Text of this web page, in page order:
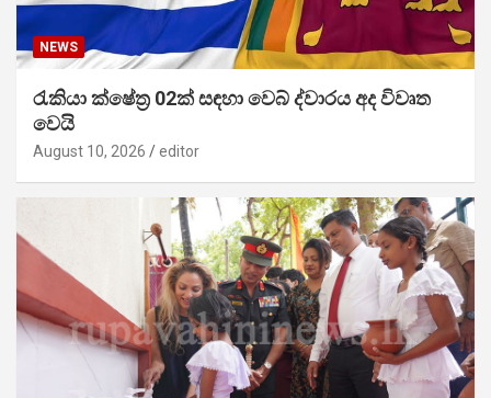
NEWS
රැකියා ක්ෂේත්‍ර 02ක් සඳහා වෙබ් ද්වාරය අද විවෘත
වෙයි
August 10, 2026 editor